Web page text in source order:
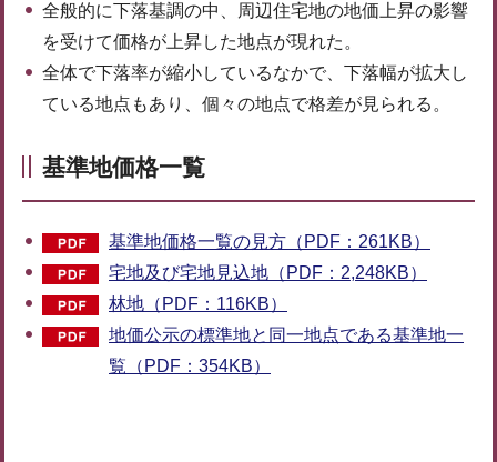
全般的に下落基調の中、周辺住宅地の地価上昇の影響
を受けて価格が上昇した地点が現れた。
全体で下落率が縮小しているなかで、下落幅が拡大し
ている地点もあり、個々の地点で格差が見られる。
基準地価格一覧
基準地価格一覧の見方（PDF：261KB）
宅地及び宅地見込地（PDF：2,248KB）
林地（PDF：116KB）
地価公示の標準地と同一地点である基準地一
覧（PDF：354KB）